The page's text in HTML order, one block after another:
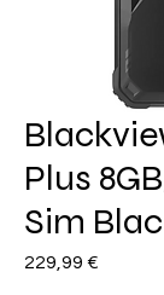
Plus
Sim
229,99 €